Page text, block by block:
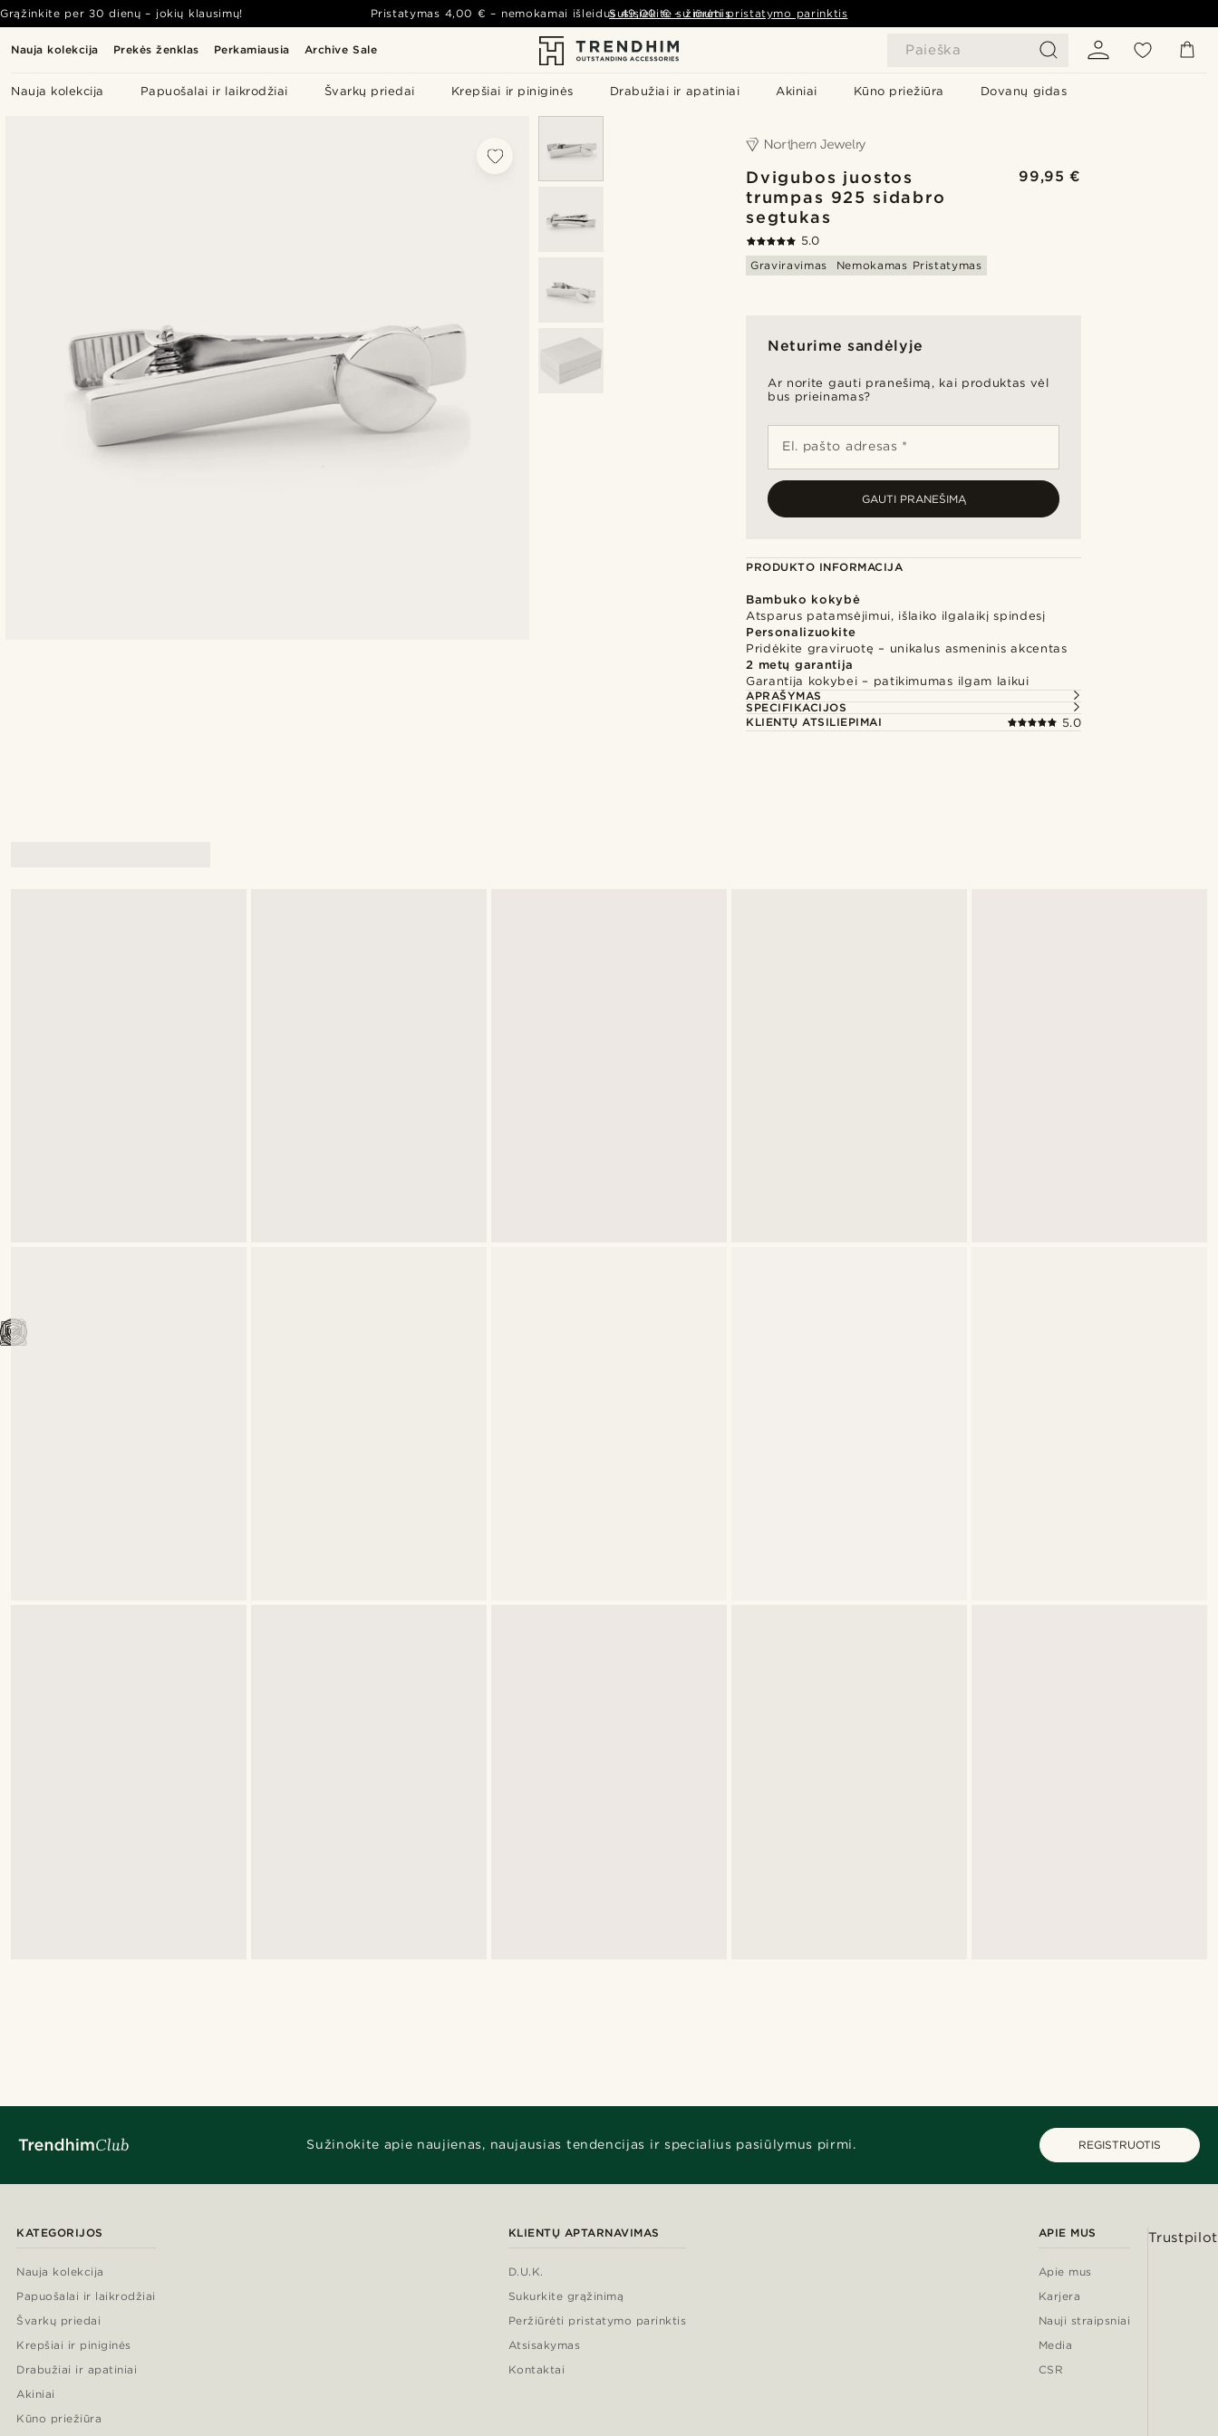
Nauja kolekcija Prekės ženklas Perkamiausia Archive Sale Paieška
Nauja kolekcija Papuošalai ir laikrodžiai Švarkų priedai Krepšiai ir piniginės Drabužiai ir apatiniai Akiniai Kūno priežiūra Dovanų gidas
Grąžinkite per 30 dienų – jokių klausimų! Pristatymas 4,00 € – nemokamai išleidus49,00 € – žiūrėti pristatymo parinktis
Susisiekite su mumis
Dvigubos juostos
trumpas 925 sidabro
segtukas
99,95 €
5.0
Graviravimas
Nemokamas Pristatymas
Neturime sandėlyje
Ar norite gauti pranešimą, kai produktas vėl
bus prieinamas?
El. pašto adresas *
GAUTI PRANEŠIMĄ
PRODUKTO INFORMACIJA
Bambuko kokybė
Atsparus patamsėjimui, išlaiko ilgalaikį spindesį
Personalizuokite
Pridėkite graviruotę – unikalus asmeninis akcentas
2 metų garantija
Garantija kokybei – patikimumas ilgam laikui
APRAŠYMAS
SPECIFIKACIJOS
KLIENTŲ ATSILIEPIMAI
5.0
Sužinokite apie naujienas, naujausias tendencijas ir specialius pasiūlymus pirmi. REGISTRUOTIS
KATEGORIJOS
Nauja kolekcija
Papuošalai ir laikrodžiai
Švarkų priedai
Krepšiai ir piniginės
Drabužiai ir apatiniai
Akiniai
Kūno priežiūra
KLIENTŲ APTARNAVIMAS
D.U.K.
Sukurkite grąžinimą
Peržiūrėti pristatymo parinktis
Atsisakymas
Kontaktai
APIE MUS
Apie mus
Karjera
Nauji straipsniai
Media
CSR
Trustpilot